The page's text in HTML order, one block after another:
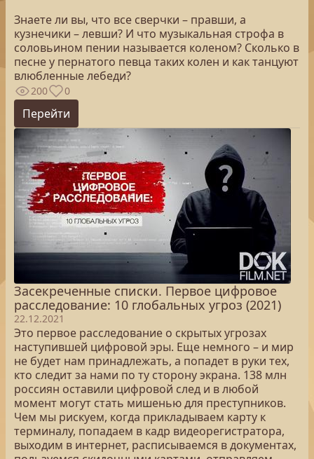
Знаете ли вы, что все сверчки – правши, а
кузнечики – левши? И что музыкальная строфа в
соловьином пении называется коленом? Сколько в
песне у пернатого певца таких колен и как танцуют
влюбленные лебеди?
200 0
Перейти
Засекреченные списки. Первое цифровое
расследование: 10 глобальных угроз (2021)
22.12.2021
Это первое расследование о скрытых угрозах
наступившей цифровой эры. Еще немного – и мир
не будет нам принадлежать, а попадет в руки тех,
кто следит за нами по ту сторону экрана. 138 млн
россиян оставили цифровой след и в любой
момент могут стать мишенью для преступников.
Чем мы рискуем, когда прикладываем карту к
терминалу, попадаем в кадр видеорегистратора,
выходим в интернет, расписываемся в документах,